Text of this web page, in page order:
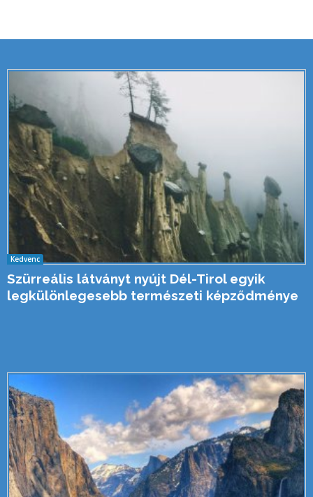
Kedvenc
Szürreális látványt nyújt Dél-Tirol egyik
legkülönlegesebb természeti képződménye